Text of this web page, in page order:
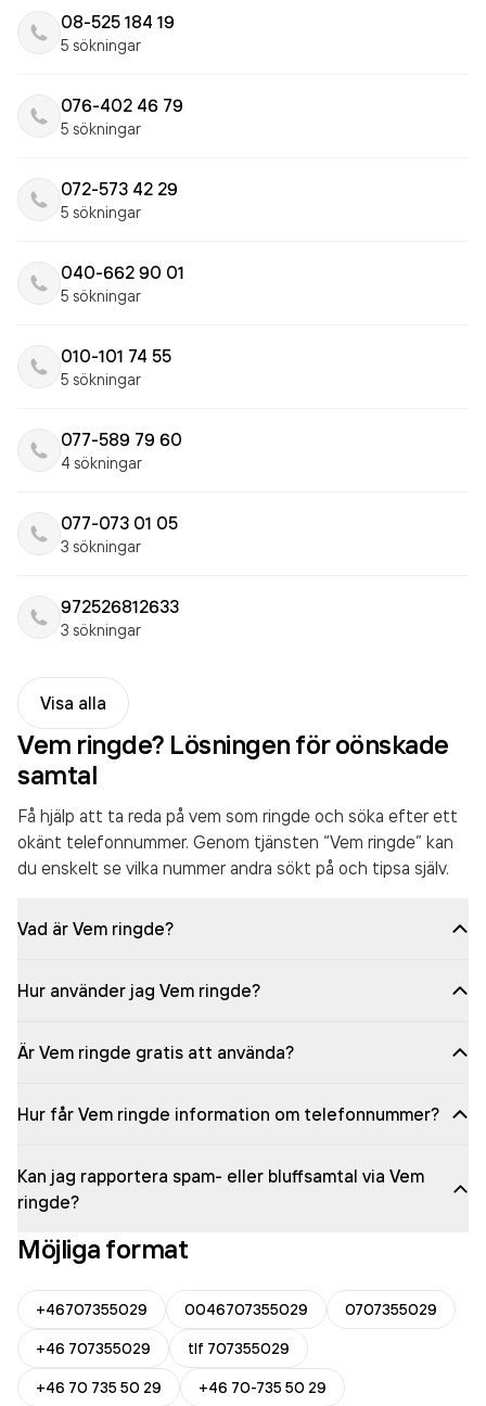
08-525 184 19
5 sökningar
076-402 46 79
5 sökningar
072-573 42 29
5 sökningar
040-662 90 01
5 sökningar
010-101 74 55
5 sökningar
077-589 79 60
4 sökningar
077-073 01 05
3 sökningar
972526812633
3 sökningar
Visa alla
Vem ringde? Lösningen för oönskade
samtal
Få hjälp att ta reda på vem som ringde och söka efter ett
okänt telefonnummer. Genom tjänsten “Vem ringde” kan
du enskelt se vilka nummer andra sökt på och tipsa själv.
Vad är Vem ringde?
Hur använder jag Vem ringde?
Är Vem ringde gratis att använda?
Hur får Vem ringde information om telefonnummer?
Kan jag rapportera spam- eller bluffsamtal via Vem
ringde?
Möjliga format
+46707355029 0046707355029
0707355029
+46 707355029
tlf 707355029
+46 70 735 50 29
+46 70-735 50 29